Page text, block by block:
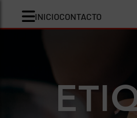
INICIOCONTACTO